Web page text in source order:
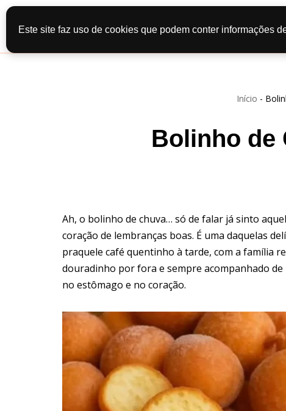
Pular
para
Contato
Início -
Bolinho de
Ah, o bolinho de chuva… só de falar já sinto
coração de lembranças boas. É uma daquelas
praquele café quentinho à tarde, com a família
douradinho por fora e sempre acompanhado
no estômago e no coração.
Este site faz uso de cookies que podem conter informações